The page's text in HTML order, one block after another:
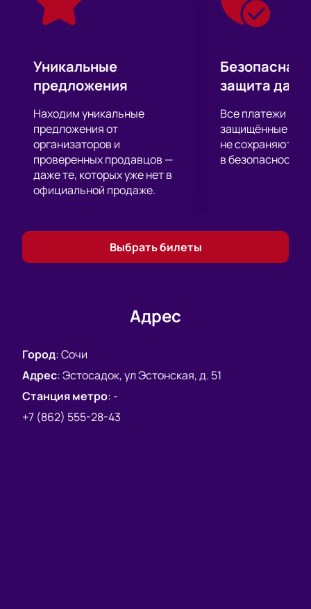
Уникальные
предложения
Находим уникальные
предложения от
организаторов и
проверенных продавцов —
даже те, которых уже нет в
официальной продаже.
Безопасная
защита
Все платежи
защищённые
не сохраняются
в безопасности.
Выбрать билеты
Адрес
Город:Сочи
Адрес:Эстосадок, ул Эстонская, д. 51
Станция метро: -
+7 (862) 555-28-43